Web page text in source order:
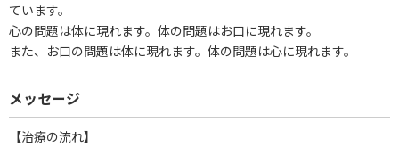
ています。
心の問題は体に現れます。体の問題はお口に現れます。
また、お口の問題は体に現れます。体の問題は心に現れます。
メッセージ
【治療の流れ】